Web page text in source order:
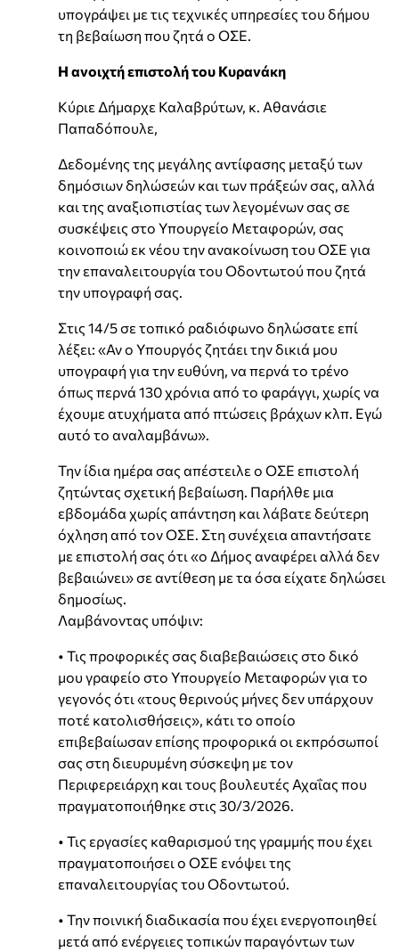
υπογράψει με τις τεχνικές υπηρεσίες του δήμου
τη βεβαίωση που ζητά ο ΟΣΕ.
Η ανοιχτή επιστολή του Κυρανάκη
Κύριε Δήμαρχε Καλαβρύτων, κ. Αθανάσιε
Παπαδόπουλε,
Δεδομένης της μεγάλης αντίφασης μεταξύ των
δημόσιων δηλώσεών και των πράξεών σας, αλλά
και της αναξιοπιστίας των λεγομένων σας σε
συσκέψεις στο Υπουργείο Μεταφορών, σας
κοινοποιώ εκ νέου την ανακοίνωση του ΟΣΕ για
την επαναλειτουργία του Οδοντωτού που ζητά
την υπογραφή σας.
Στις 14/5 σε τοπικό ραδιόφωνο δηλώσατε επί
λέξει: «Αν ο Υπουργός ζητάει την δικιά μου
υπογραφή για την ευθύνη, να περνά το τρένο
όπως περνά 130 χρόνια από το φαράγγι, χωρίς να
έχουμε ατυχήματα από πτώσεις βράχων κλπ. Εγώ
αυτό το αναλαμβάνω».
Την ίδια ημέρα σας απέστειλε ο ΟΣΕ επιστολή
ζητώντας σχετική βεβαίωση. Παρήλθε μια
εβδομάδα χωρίς απάντηση και λάβατε δεύτερη
όχληση από τον ΟΣΕ. Στη συνέχεια απαντήσατε
με επιστολή σας ότι «ο Δήμος αναφέρει αλλά δεν
βεβαιώνει» σε αντίθεση με τα όσα είχατε δηλώσει
δημοσίως.
Λαμβάνοντας υπόψιν:
• Τις προφορικές σας διαβεβαιώσεις στο δικό
μου γραφείο στο Υπουργείο Μεταφορών για το
γεγονός ότι «τους θερινούς μήνες δεν υπάρχουν
ποτέ κατολισθήσεις», κάτι το οποίο
επιβεβαίωσαν επίσης προφορικά οι εκπρόσωποί
σας στη διευρυμένη σύσκεψη με τον
Περιφερειάρχη και τους βουλευτές Αχαΐας που
πραγματοποιήθηκε στις 30/3/2026.
• Τις εργασίες καθαρισμού της γραμμής που έχει
πραγματοποιήσει ο ΟΣΕ ενόψει της
επαναλειτουργίας του Οδοντωτού.
• Την ποινική διαδικασία που έχει ενεργοποιηθεί
μετά από ενέργειες τοπικών παραγόντων των